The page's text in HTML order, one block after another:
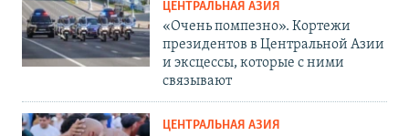
ЦЕНТРАЛЬНАЯ АЗИЯ
«Очень помпезно». Кортежи
президентов в Центральной Азии
и эксцессы, которые с ними
связывают
ЦЕНТРАЛЬНАЯ АЗИЯ